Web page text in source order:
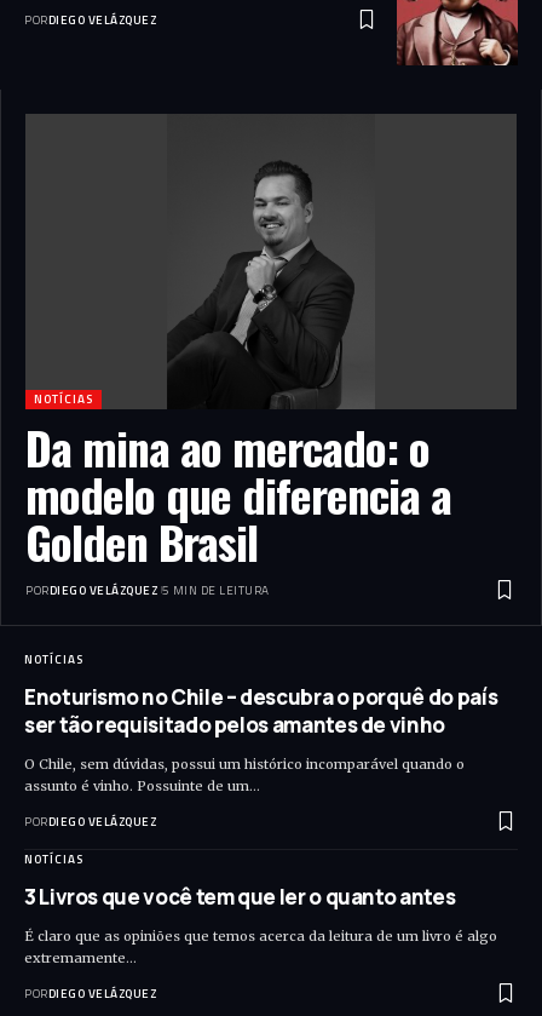
PORDIEGO VELÁZQUEZ
NOTÍCIAS
Da mina ao mercado: o
modelo que diferencia a
Golden Brasil
PORDIEGO VELÁZQUEZ 5 MIN DE LEITURA
NOTÍCIAS
Enoturismo no Chile – descubra o porquê do país
ser tão requisitado pelos amantes de vinho
O Chile, sem dúvidas, possui um histórico incomparável quando o
assunto é vinho. Possuinte de um…
PORDIEGO VELÁZQUEZ
NOTÍCIAS
3 Livros que você tem que ler o quanto antes
É claro que as opiniões que temos acerca da leitura de um livro é algo
extremamente…
PORDIEGO VELÁZQUEZ